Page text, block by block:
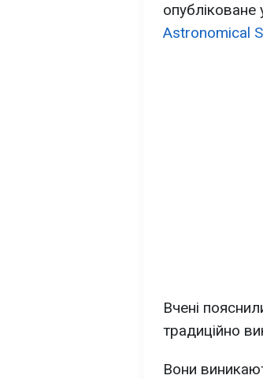
опубліковане
Astronomical
Вчені
традиційно
Вони